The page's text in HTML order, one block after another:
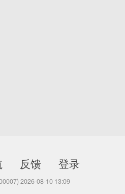
反馈 登录
2026-08-10 13:09